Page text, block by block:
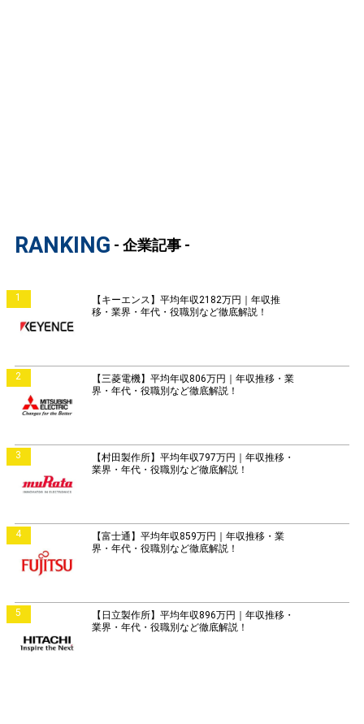
RANKING - 企業記事 -
1
【キーエンス】平均年収2182万円｜年収推
移・業界・年代・役職別など徹底解説！
2
【三菱電機】平均年収806万円｜年収推移・業
界・年代・役職別など徹底解説！
3
【村田製作所】平均年収797万円｜年収推移・
業界・年代・役職別など徹底解説！
4
【富士通】平均年収859万円｜年収推移・業
界・年代・役職別など徹底解説！
5
【日立製作所】平均年収896万円｜年収推移・
業界・年代・役職別など徹底解説！